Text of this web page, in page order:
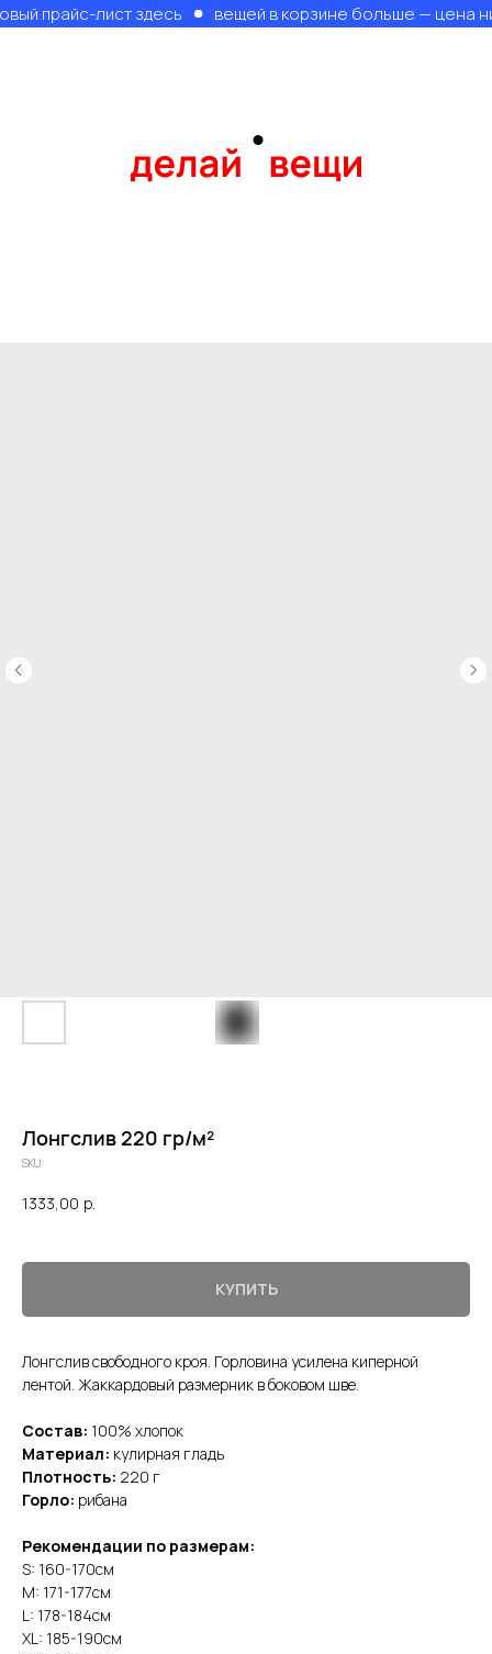
лист здесь вещей в корзине больше — цена ниже,
Лонгслив 220 гр/м²
SKU:
1333,00 р.
КУПИТЬ
Лонгслив свободного кроя. Горловина усилена киперной
лентой. Жаккардовый размерник в боковом шве.
Состав: 100% хлопок
Материал: кулирная гладь
Плотность: 220 г
Горло: рибана
Рекомендации по размерам:
S: 160-170см
M: 171-177см
L: 178-184см
XL: 185-190см